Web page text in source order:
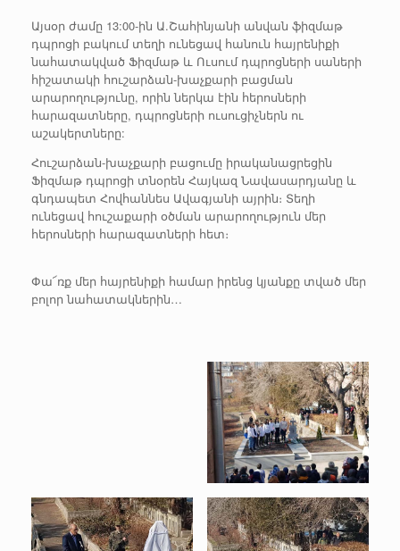
Այսօր ժամը 13:00-ին Ա.Շահինյանի անվան ֆիզմաթ
դպրոցի բակում տեղի ունեցավ հանուն հայրենիքի
նահատակված Ֆիզմաթ և Ուսում դպրոցների սաների
հիշատակի հուշարձան-խաչքարի բացման
արարողությունը, որին ներկա էին հերոսների
հարազատները, դպրոցների ուսուցիչներն ու
աշակերտները:
Հուշարձան-խաչքարի բացումը իրականացրեցին
Ֆիզմաթ դպրոցի տնօրեն Հայկազ Նավասարդյանը և
գնդապետ Հովհաննես Ավագյանի այրին։ Տեղի
ունեցավ հուշաքարի օծման արարողություն մեր
հերոսների հարազատների հետ։
Փա՜ռք մեր հայրենիքի համար իրենց կյանքը տված մեր
բոլոր նահատակներին…